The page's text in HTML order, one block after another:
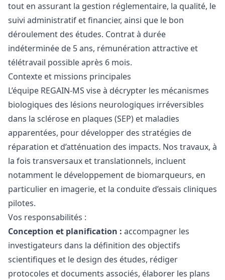
tout en assurant la gestion réglementaire, la qualité, le
suivi administratif et financier, ainsi que le bon
déroulement des études. Contrat à durée
indéterminée de 5 ans, rémunération attractive et
télétravail possible après 6 mois.
Contexte et missions principales
L’équipe REGAIN-MS vise à décrypter les mécanismes
biologiques des lésions neurologiques irréversibles
dans la sclérose en plaques (SEP) et maladies
apparentées, pour développer des stratégies de
réparation et d’atténuation des impacts. Nos travaux, à
la fois transversaux et translationnels, incluent
notamment le développement de biomarqueurs, en
particulier en imagerie, et la conduite d’essais cliniques
pilotes.
Vos responsabilités :
Conception et planification : accompagner les
investigateurs dans la définition des objectifs
scientifiques et le design des études, rédiger
protocoles et documents associés, élaborer les plans